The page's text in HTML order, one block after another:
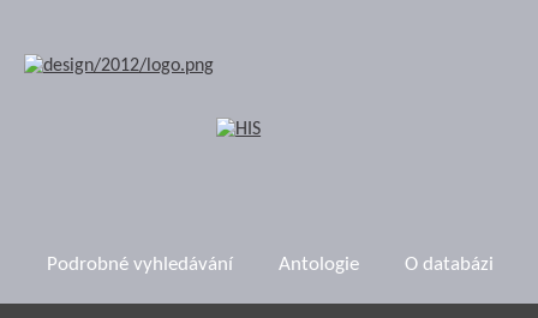
Podrobné vyhledávání Antologie O databázi